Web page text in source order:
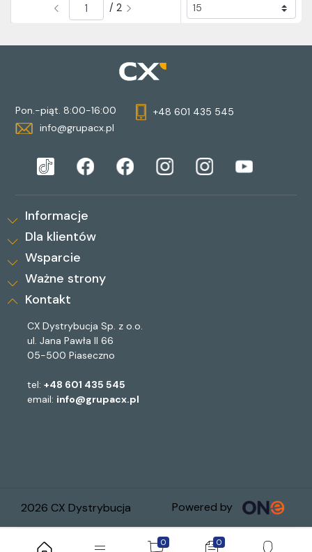
/ 2
Pon.-piąt. 8:00-16:00
+48 601 435 545
info@grupacx.pl
Informacje
Dla klientów
Wsparcie
Ważne strony
Kontakt
CX Dystrybucja Sp. z o.o.
ul. Jana Pawła II 66
05-500 Piaseczno
tel: +48 601 435 545
email: info@grupacx.pl
2026 CX Dystrybucja Powered by
0 0